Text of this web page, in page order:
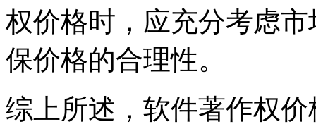
权价格时，应充分考虑
保价格的合理性。
综上所述，软件著作权